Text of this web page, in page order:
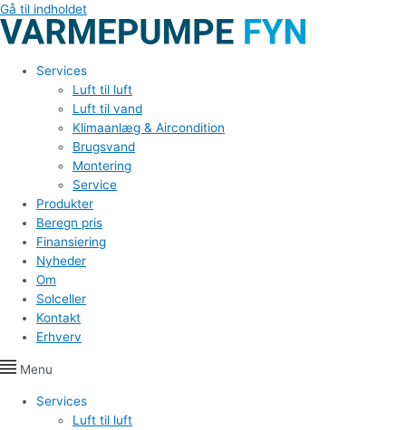
Gå til indholdet
Services
Luft til luft
Luft til vand
Klimaanlæg & Aircondition
Brugsvand
Montering
Service
Produkter
Beregn pris
Finansiering
Nyheder
Om
Solceller
Kontakt
Erhverv
Menu
Services
Luft til luft